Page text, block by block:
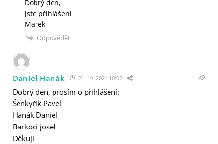
Dobrý den,
jste přihlášeni
Marek
Odpovědět
Daniel Hanák 21. 10. 2024 10:02
Dobrý den, prosím o přihlášení:
Šenkyřík Pavel
Hanák Daniel
Barkoci josef
Děkuji